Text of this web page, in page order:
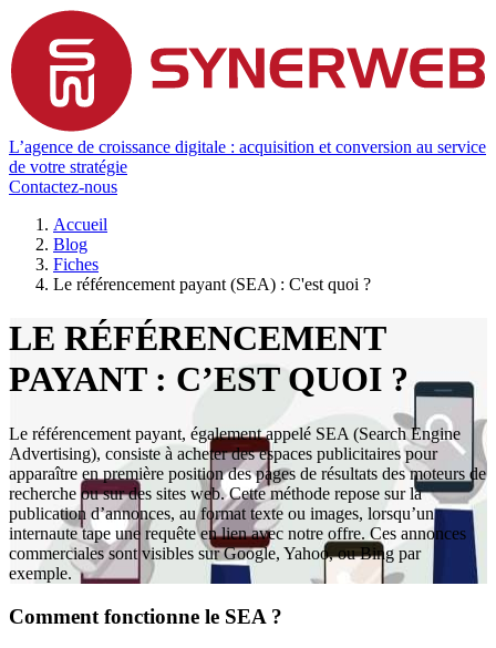
L’agence de croissance digitale : acquisition et conversion au service
de votre stratégie
Contactez-nous
Accueil
Blog
Fiches
Le référencement payant (SEA) : C'est quoi ?
LE RÉFÉRENCEMENT
PAYANT : C’EST QUOI ?
Le référencement payant, également appelé SEA (Search Engine
Advertising), consiste à acheter des espaces publicitaires pour
apparaître en première position des pages de résultats des moteurs de
recherche ou sur des sites web. Cette méthode repose sur la
publication d’annonces, au format texte ou images, lorsqu’un
internaute tape une requête en lien avec notre offre. Ces annonces
commerciales sont visibles sur Google, Yahoo, ou Bing par
exemple.
Comment fonctionne le SEA ?